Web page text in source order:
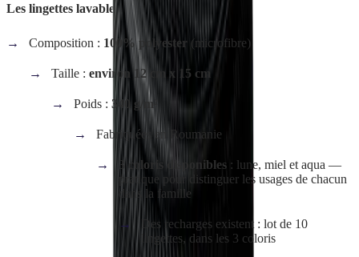
Les lingettes lavables :
Composition : 100% polyester (microfibre)
Taille : environ 12 cm x 15 cm
Poids : 340 g/m²
Fabriquées en Roumanie
3 coloris disponibles : lune, miel et aqua —
pratique pour distinguer les usages de chacun
dans la famille
Des recharges existent : lot de 10
lingettes, dans les 3 coloris